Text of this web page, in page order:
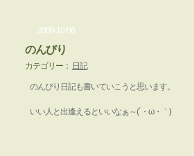
2008-10-06
のんびり
カテゴリー： 日記
のんびり日記も書いていこうと思います。
いい人と出逢えるといいなぁ～(´・ω・｀)